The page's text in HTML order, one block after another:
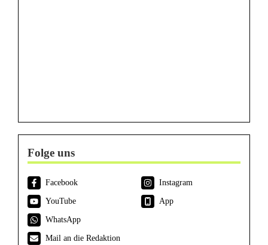
Folge uns
Facebook
Instagram
YouTube
App
WhatsApp
Mail an die Redaktion